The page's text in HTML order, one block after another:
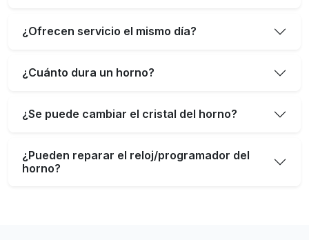
¿Ofrecen servicio el mismo día?
¿Cuánto dura un horno?
¿Se puede cambiar el cristal del horno?
¿Pueden reparar el reloj/programador del
horno?